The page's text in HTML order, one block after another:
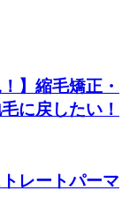
】縮毛矯正・
に戻したい！
レートパーマ